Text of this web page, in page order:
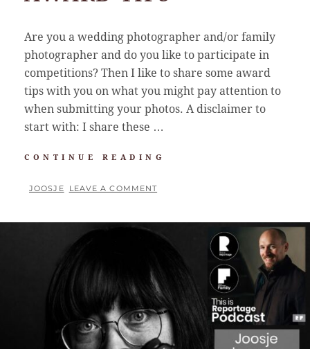
Are you a wedding photographer and/or family
photographer and do you like to participate in
competitions? Then I like to share some award
tips with you on what you might pay attention to
when submitting your photos. A disclaimer to
start with: I share these …
CONTINUE READING
BY
JOOSJE LEAVE A COMMENT